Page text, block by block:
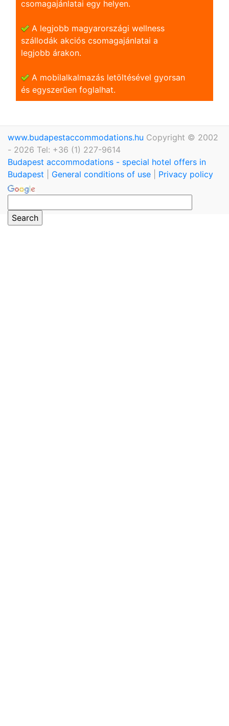
csomagajánlatai egy helyen.
A legjobb magyarországi wellness
szállodák akciós csomagajánlatai a
legjobb árakon.
A mobilalkalmazás letöltésével gyorsan
és egyszerũen foglalhat.
www.budapestaccommodations.hu Copyright © 2002
- 2026 Tel: +36 (1) 227-9614
Budapest accommodations - special hotel offers in
Budapest
General conditions of use Privacy policy